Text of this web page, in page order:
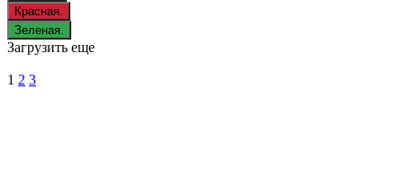
Красная.
Зеленая.
Загрузить еще
1 2 3